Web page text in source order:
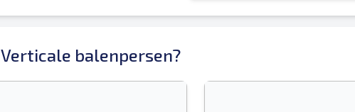
Verticale balenpersen?